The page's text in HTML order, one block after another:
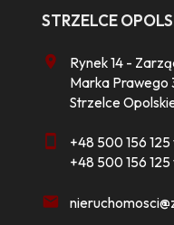
STRZELCE
Rynek 14 -
Marka Prawego
Strzelce
+48 500 156
+48 500 156